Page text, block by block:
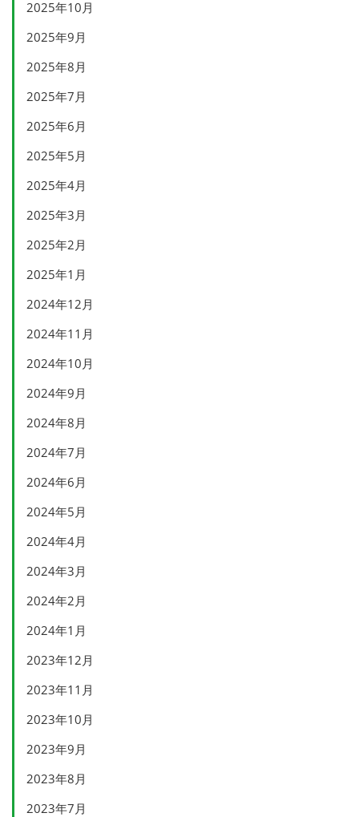
2025年10月
2025年9月
2025年8月
2025年7月
2025年6月
2025年5月
2025年4月
2025年3月
2025年2月
2025年1月
2024年12月
2024年11月
2024年10月
2024年9月
2024年8月
2024年7月
2024年6月
2024年5月
2024年4月
2024年3月
2024年2月
2024年1月
2023年12月
2023年11月
2023年10月
2023年9月
2023年8月
2023年7月